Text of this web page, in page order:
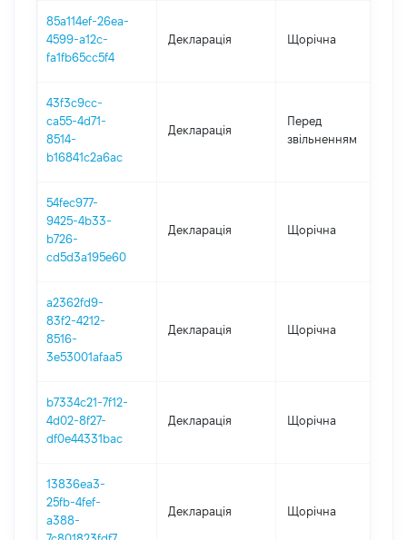
85a114ef-26ea-
4599-a12c-
fa1fb65cc5f4
Декларація Щорічна
43f3c9cc-
ca55-4d71-
8514-
b16841c2a6ac
Декларація
Перед
звільненням
54fec977-
9425-4b33-
b726-
cd5d3a195e60
Декларація Щорічна
a2362fd9-
83f2-4212-
8516-
3e53001afaa5
Декларація Щорічна
b7334c21-7f12-
4d02-8f27-
df0e44331bac
Декларація Щорічна
13836ea3-
25fb-4fef-
a388-
Декларація Щорічна